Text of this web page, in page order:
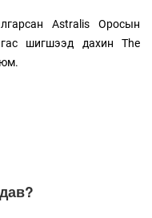
Astralis Оросын
шигшээд дахин The